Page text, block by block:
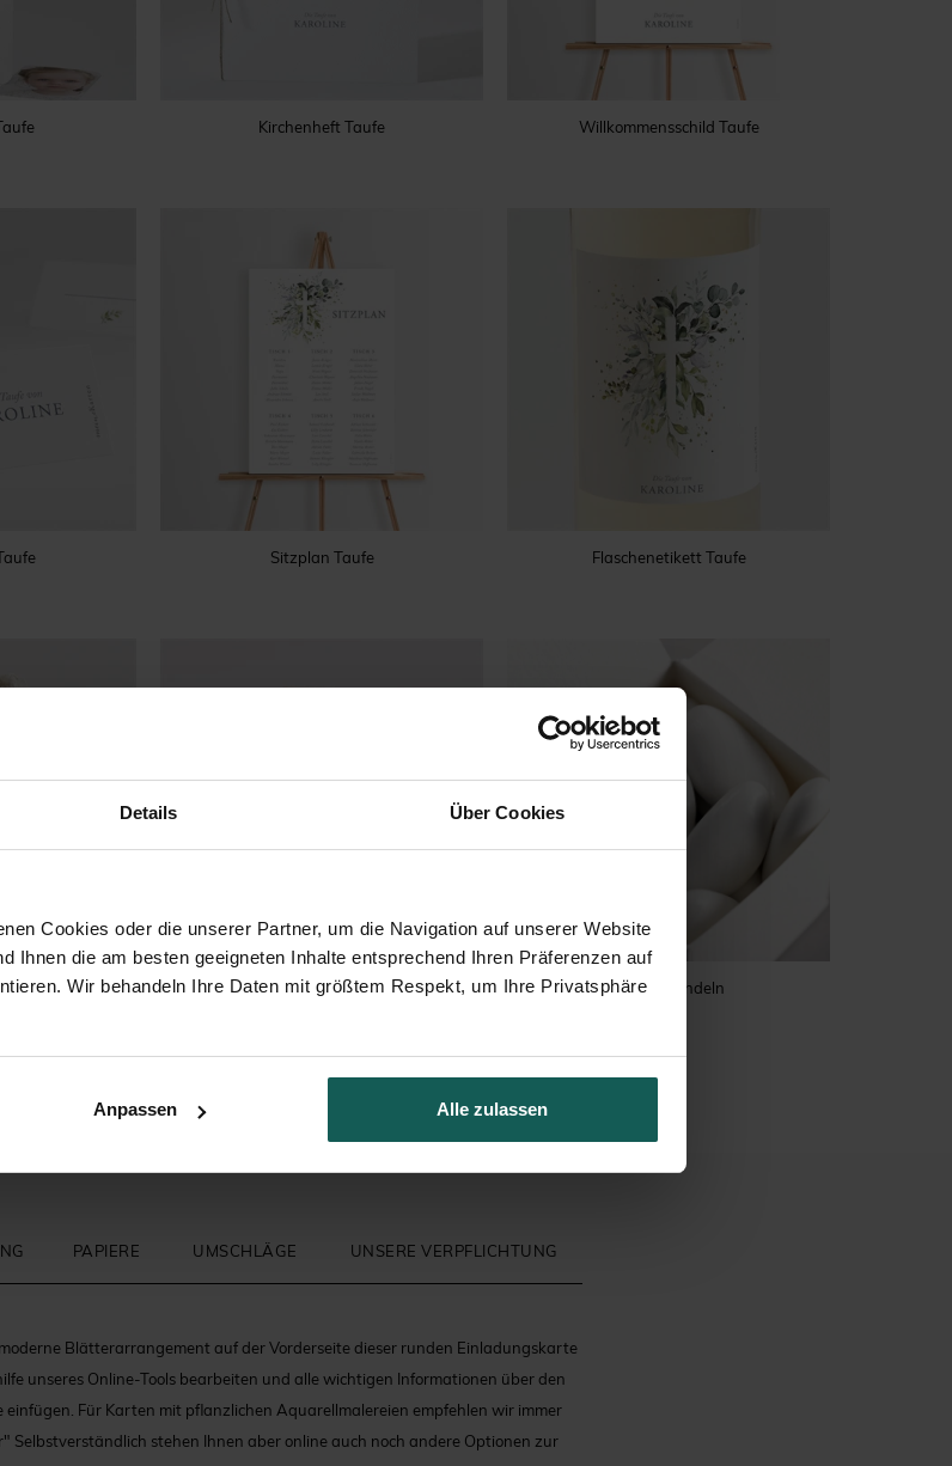
Details Über Cookies
Cookies oder die unserer Partner, um die Navigation auf unserer Website
Ihnen die am besten geeigneten Inhalte entsprechend Ihren Präferenzen auf
Wir behandeln Ihre Daten mit größtem Respekt, um Ihre Privatsphäre
Anpassen Alle zulassen
Kirchenheft Taufe Willkommensschild Taufe
Sitzplan Taufe Flaschenetikett Taufe
Taufe Glasfläschchen mit Korken Taufe Zuckermandeln
PAPIERE UMSCHLÄGE UNSERE VERPFLICHTUNG
Blätterarrangement auf der Vorderseite dieser runden Einladungskarte
unseres Online-Tools bearbeiten und alle wichtigen Informationen über den
Für Karten mit pflanzlichen Aquarellmalereien empfehlen wir immer
stehen Ihnen aber online auch noch andere Optionen zur